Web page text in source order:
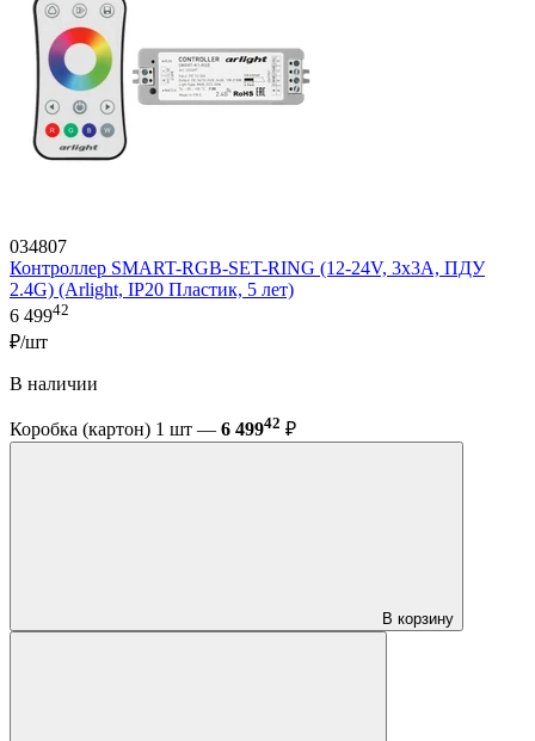
034807
Контроллер SMART-RGB-SET-RING (12-24V, 3x3A, ПДУ
2.4G) (Arlight, IP20 Пластик, 5 лет)
6 49942
₽/шт
В наличии
Коробка (картон) 1 шт — 6 49942 ₽
В корзину